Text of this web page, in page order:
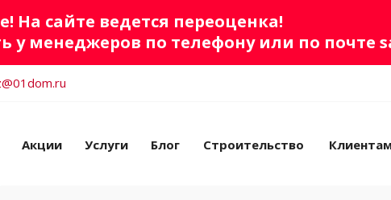
На сайте ведется переоценка!
у менеджеров по телефону или по почте
Акции Услуги Блог Строительство